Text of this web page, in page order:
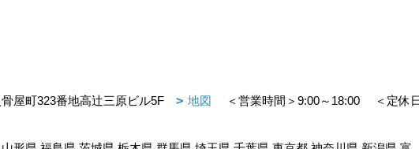
屋町323番地高辻三原ビル5F 地図 ＜営業時間＞9:00～18:00
＜定休